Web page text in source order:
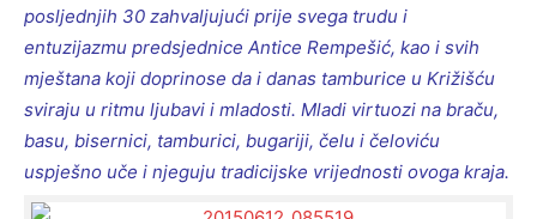
posljednjih 30 zahvaljujući prije svega trudu i
entuzijazmu predsjednice Antice Rempešić, kao i svih
mještana koji doprinose da i danas tamburice u Križišću
sviraju u ritmu ljubavi i mladosti. Mladi virtuozi na braču,
basu, bisernici, tamburici, bugariji, čelu i čeloviću
uspješno uče i njeguju tradicijske vrijednosti ovoga kraja.